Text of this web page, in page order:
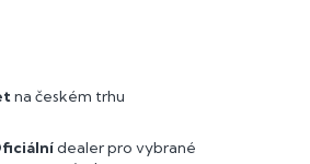
na českém trhu
dealer pro vybrané